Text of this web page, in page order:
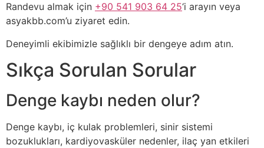
Randevu almak için +90 541 903 64 25‘i arayın veya
asyakbb.com’u ziyaret edin.
Deneyimli ekibimizle sağlıklı bir dengeye adım atın.
Sıkça Sorulan Sorular
Denge kaybı neden olur?
Denge kaybı, iç kulak problemleri, sinir sistemi
bozuklukları, kardiyovasküler nedenler, ilaç yan etkileri